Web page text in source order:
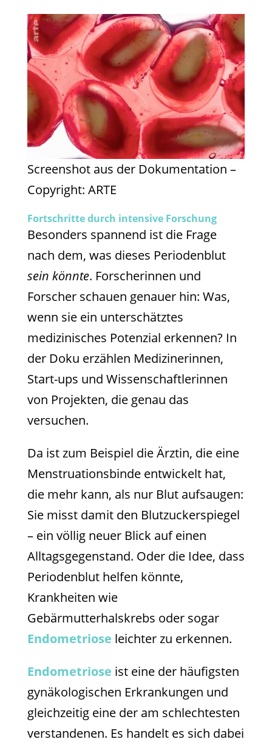
Screenshot aus der Dokumentation –
Copyright: ARTE
Fortschritte durch intensive Forschung
Besonders spannend ist die Frage
nach dem, was dieses Periodenblut
sein könnte. Forscherinnen und
Forscher schauen genauer hin: Was,
wenn sie ein unterschätztes
medizinisches Potenzial erkennen? In
der Doku erzählen Medizinerinnen,
Start-ups und Wissenschaftlerinnen
von Projekten, die genau das
versuchen.
Da ist zum Beispiel die Ärztin, die eine
Menstruationsbinde entwickelt hat,
die mehr kann, als nur Blut aufsaugen:
Sie misst damit den Blutzuckerspiegel
– ein völlig neuer Blick auf einen
Alltagsgegenstand. Oder die Idee, dass
Periodenblut helfen könnte,
Krankheiten wie
Gebärmutterhalskrebs oder sogar
Endometriose leichter zu erkennen.
Endometriose ist eine der häufigsten
gynäkologischen Erkrankungen und
gleichzeitig eine der am schlechtesten
verstandenen. Es handelt es sich dabei